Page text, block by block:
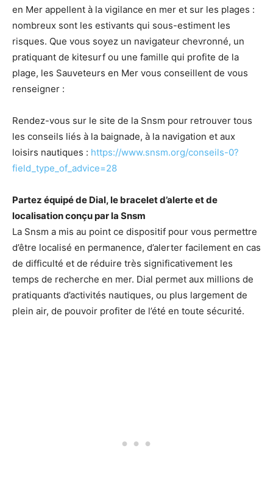
en Mer appellent à la vigilance en mer et sur les plages :
nombreux sont les estivants qui sous-estiment les
risques. Que vous soyez un navigateur chevronné, un
pratiquant de kitesurf ou une famille qui profite de la
plage, les Sauveteurs en Mer vous conseillent de vous
renseigner :
Rendez-vous sur le site de la Snsm pour retrouver tous
les conseils liés à la baignade, à la navigation et aux
loisirs nautiques : https://www.snsm.org/conseils-0?
field_type_of_advice=28
Partez équipé de Dial, le bracelet d’alerte et de
localisation conçu par la Snsm
La Snsm a mis au point ce dispositif pour vous permettre
d’être localisé en permanence, d’alerter facilement en cas
de difficulté et de réduire très significativement les
temps de recherche en mer. Dial permet aux millions de
pratiquants d’activités nautiques, ou plus largement de
plein air, de pouvoir profiter de l’été en toute sécurité.